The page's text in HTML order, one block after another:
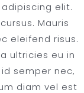
elit.
Mauris
eleifend risus.
ultricies eu in
semper nec,
diam vel est